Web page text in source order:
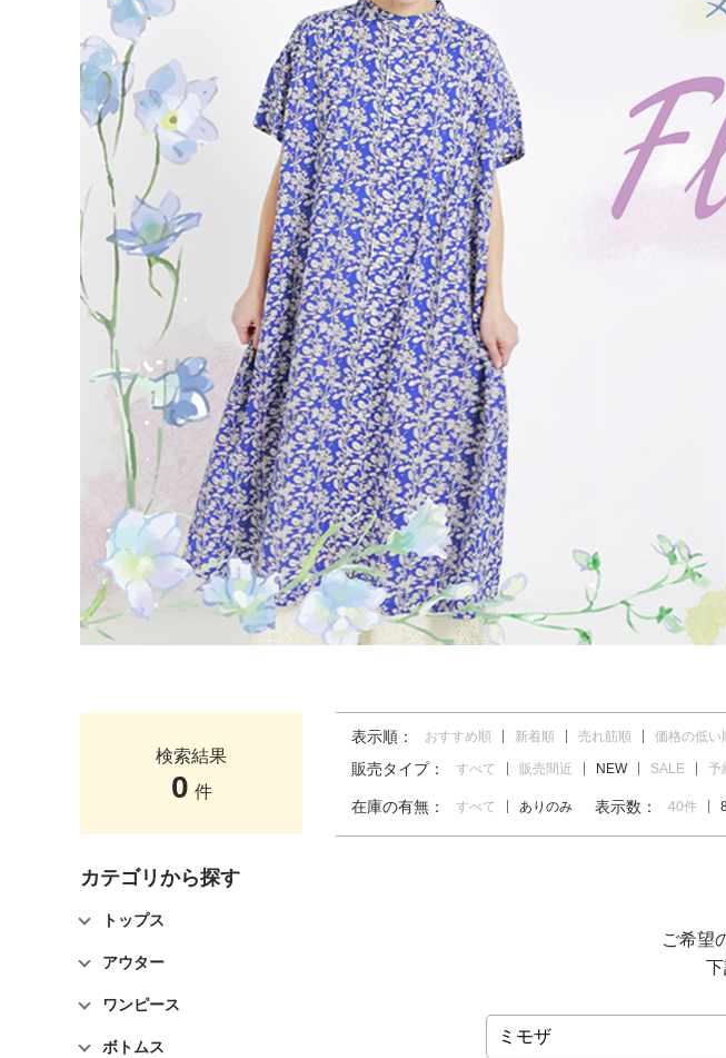
検索結果
0 件
カテゴリから探す
トップス
アウター
ワンピース
ボトムス
表示順： おすすめ順 新着順 売れ筋順 価格の低い
販売タイプ： すべて 販売間近 NEW SALE 予
在庫の有無： すべて ありのみ 表示数： 40件
ご希望